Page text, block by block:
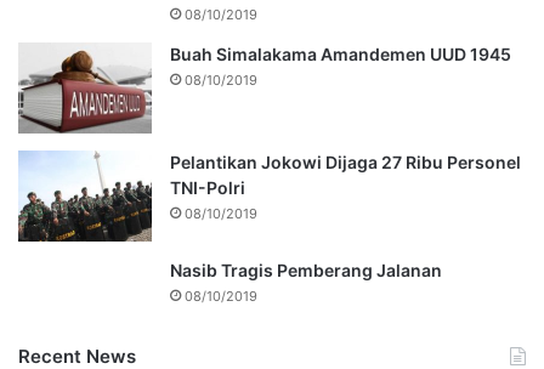
08/10/2019
Buah Simalakama Amandemen UUD 1945
08/10/2019
Pelantikan Jokowi Dijaga 27 Ribu Personel
TNI-Polri
08/10/2019
Nasib Tragis Pemberang Jalanan
08/10/2019
Recent News